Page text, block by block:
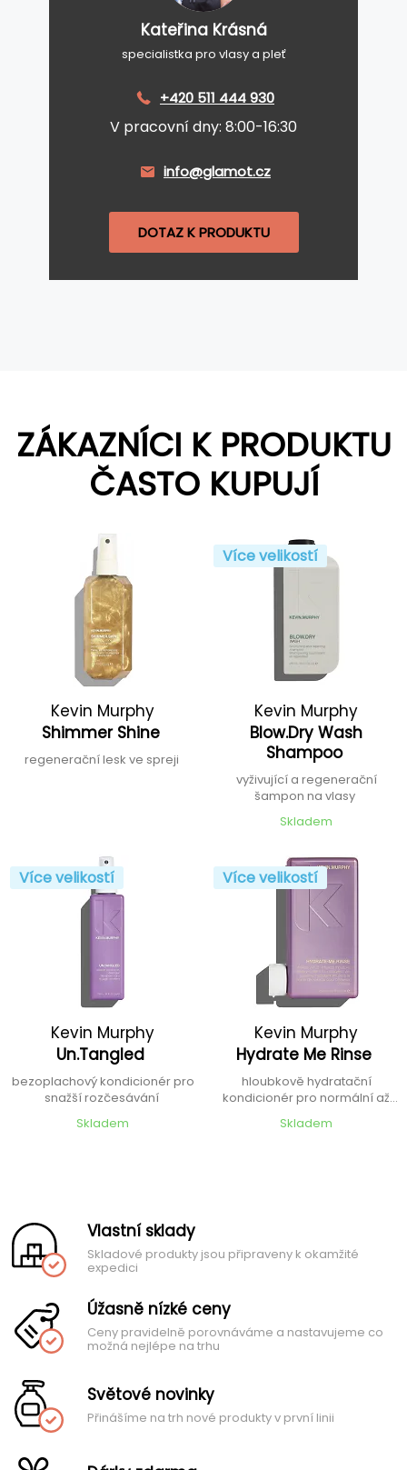
Kateřina Krásná
specialistka pro vlasy a pleť
+420 511 444 930
V pracovní dny: 8:00-16:30
info@glamot.cz
DOTAZ K PRODUKTU
ZÁKAZNÍCI K PRODUKTU
ČASTO KUPUJÍ
Kevin Murphy
Shimmer Shine
regenerační lesk ve spreji
Více velikostí
Kevin Murphy
Blow.Dry Wash
Shampoo
vyživující a regenerační
šampon na vlasy
Skladem
Více velikostí
Kevin Murphy
Un.Tangled
bezoplachový kondicionér pro
snažší rozčesávání
Skladem
Více velikostí
Kevin Murphy
Hydrate Me Rinse
hloubkově hydratační
kondicionér pro normální až
Skladem
Vlastní sklady
Skladové produkty jsou připraveny k okamžité
expedici
Úžasně nízké ceny
Ceny pravidelně porovnáváme a nastavujeme co
možná nejlépe na trhu
Světové novinky
Přinášíme na trh nové produkty v první linii